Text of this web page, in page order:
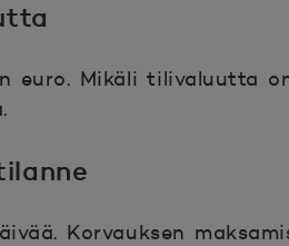
euro. Mikäli tilivaluutta
Korvauksen